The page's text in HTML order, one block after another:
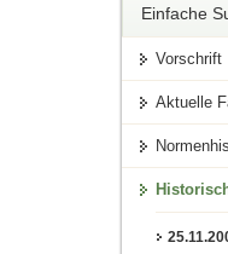
Einfache
Vorschrift
Aktuelle